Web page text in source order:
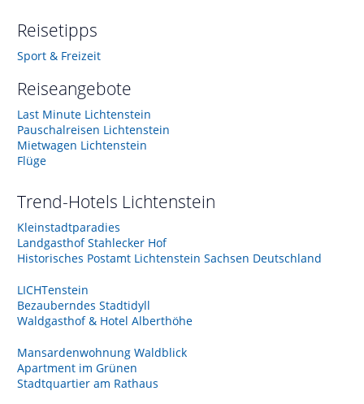
Reisetipps
Sport & Freizeit
Reiseangebote
Last Minute Lichtenstein
Pauschalreisen Lichtenstein
Mietwagen Lichtenstein
Flüge
Trend-Hotels Lichtenstein
Kleinstadtparadies
Landgasthof Stahlecker Hof
Historisches Postamt Lichtenstein Sachsen Deutschland
LICHTenstein
Bezauberndes Stadtidyll
Waldgasthof & Hotel Alberthöhe
Mansardenwohnung Waldblick
Apartment im Grünen
Stadtquartier am Rathaus